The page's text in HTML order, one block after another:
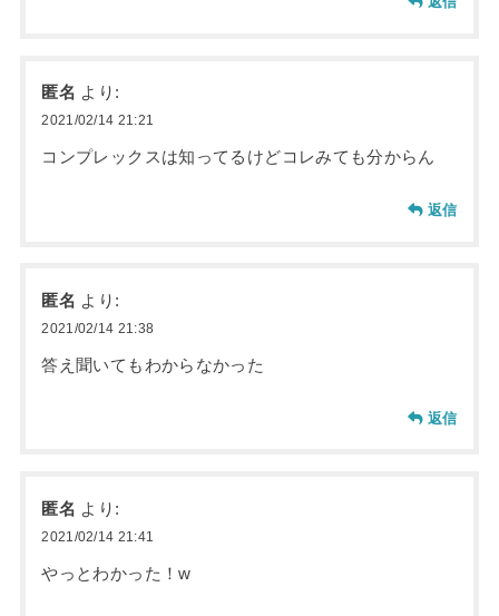
匿名 より:
2021/02/14 21:21
コンプレックスは知ってるけどコレみても分からん
返信
匿名 より:
2021/02/14 21:38
答え聞いてもわからなかった
返信
匿名 より:
2021/02/14 21:41
やっとわかった！w